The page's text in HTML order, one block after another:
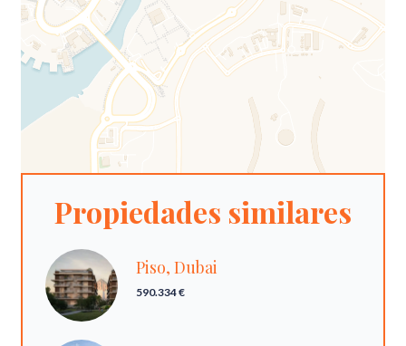
Propiedades similares
Piso, Dubai
590.334 €